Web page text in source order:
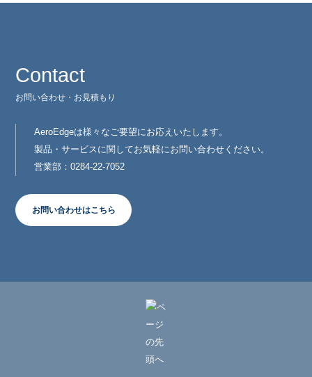
Contact
お問い合わせ・お見積もり
AeroEdgeは様々なご要望にお応えいたします。
製品・サービスに関してお気軽にお問い合わせください。
営業部：0284-22-7052
お問い合わせはこちら